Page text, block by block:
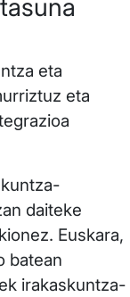
eta
eta
daiteke
Euskara,
batean
irakaskuntza-